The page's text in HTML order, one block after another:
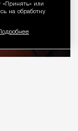
или
на обработку
Подробнее